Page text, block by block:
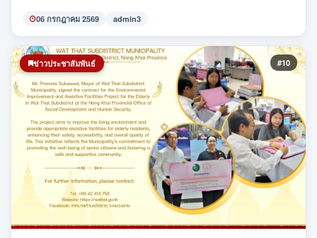
06 กรกฎาคม 2569 admin3
ข่าวประชาสัมพันธ์ #10